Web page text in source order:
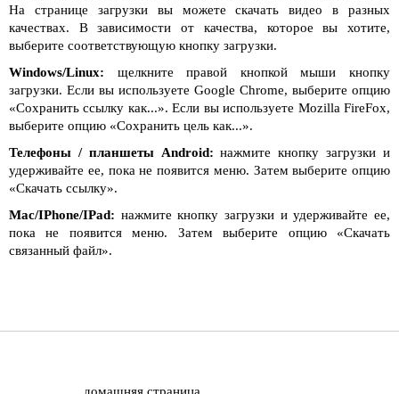
На странице загрузки вы можете скачать видео в разных
качествах. В зависимости от качества, которое вы хотите,
выберите соответствующую кнопку загрузки.
Windows/Linux: щелкните правой кнопкой мыши кнопку
загрузки. Если вы используете Google Chrome, выберите опцию
«Сохранить ссылку как...». Если вы используете Mozilla FireFox,
выберите опцию «Сохранить цель как...».
Телефоны / планшеты Android: нажмите кнопку загрузки и
удерживайте ее, пока не появится меню. Затем выберите опцию
«Скачать ссылку».
Mac/IPhone/IPad: нажмите кнопку загрузки и удерживайте ее,
пока не появится меню. Затем выберите опцию «Скачать
связанный файл».